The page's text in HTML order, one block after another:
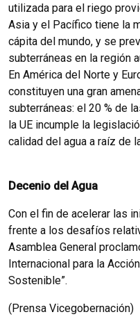
utilizada para el riego
Asia y el Pacífico tiene la
cápita del mundo, y se
subterráneas en la región
En América del Norte y
constituyen una gran
subterráneas: el 20 % de
la UE incumple la
calidad del agua a raíz de
Decenio del Agua
Con el fin de acelerar las
frente a los desafíos
Asamblea General
Internacional para la
Sostenible”.
(Prensa Vicegobernación)